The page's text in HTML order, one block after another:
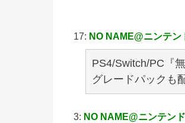
17: NO NAME@ニンテン
PS4/Switch/PC『
グレードパックも
3: NO NAME@ニンテン